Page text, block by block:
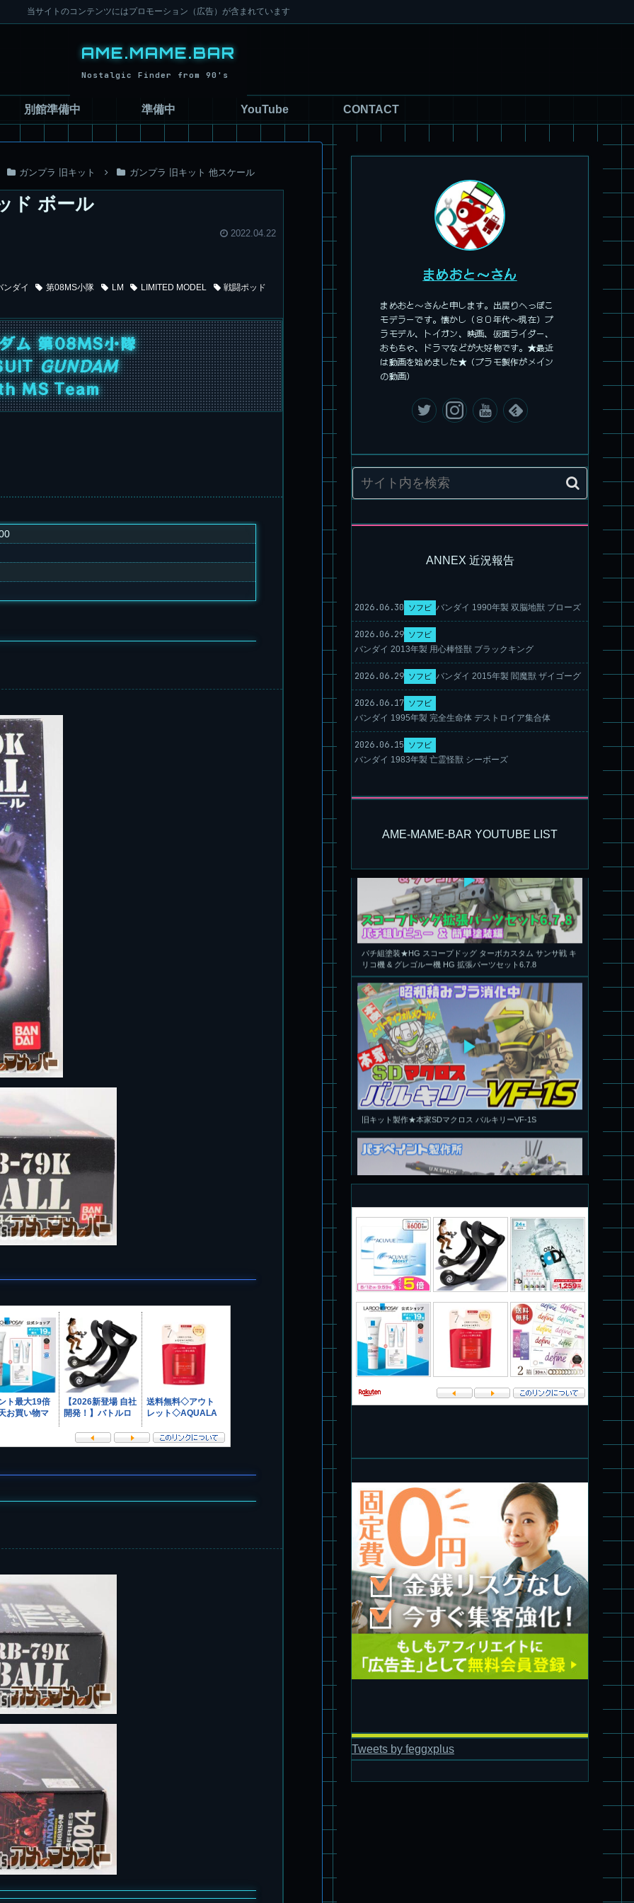
当サイトのコンテンツにはプロモーション（広告）が含まれています
別館準備中 準備中 YouTube CONTACT
ガンプラ 旧キット ガンプラ 旧キット 他スケール
ド ボール
2022.04.22
ンダイ 第08MS小隊 LM LIMITED MODEL 戦闘ポッド
ム 第08MS小隊
GUNDAM
MS Team
まめおと～さん
まめおと～さんと申します。出戻りへっぽこ
モデラーです。懐かし（８０年代～現在）プ
ラモデル、トイガン、映画、仮面ライダー、
おもちゃ、ドラマなどが大好物です。★最近
は動画を始めました★（プラモ製作がメイン
の動画）
ANNEX 近況報告
2026.06.30 ソフビ バンダイ 1990年製 双脳地獣 ブローズ
2026.06.29 ソフビ
バンダイ 2013年製 用心棒怪獣 ブラックキング
2026.06.29 ソフビ バンダイ 2015年製 閻魔獣 ザイゴーグ
2026.06.17 ソフビ
バンダイ 1995年製 完全生命体 デストロイア集合体
2026.06.15 ソフビ
バンダイ 1983年製 亡霊怪獣 シーボーズ
AME-MAME-BAR YOUTUBE LIST
旧キット製作★アオシマ ロボダッチ モビルZ
パチ組塗装★モデロイド 1/60 イングラム リアクティブアーマ
旧キット製作★アリイ 1/72 アーマードバルキリー
パチ組塗装★HG スコープドッグ ターボカスタム サンサ戦 キ
リコ機 & グレゴルー機 HG 拡張パーツセット6.7.8
旧キット製作★本家SDマクロス バルキリーVF-1S
パチ組塗装★PLAMAX 1/72 バトロイド・バルキリー VF-1S ロ
イ・フォッカー スペシャル
パチ組★WAVE 1/35 マーシィドッグ & ストライクドッグ
旧キット製作★アオシマ ロボダッチ モビルタマゴロー
Tweets by feggxplus